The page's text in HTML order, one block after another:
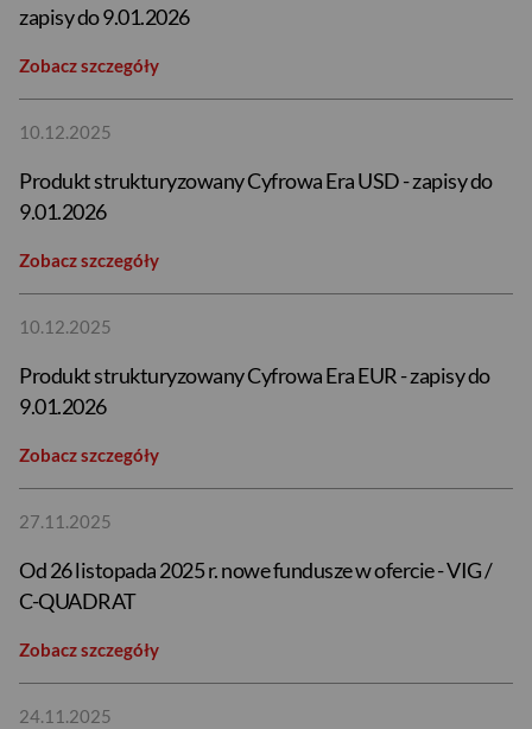
zapisy do 9.01.2026
Zobacz szczegóły
10.12.2025
Produkt strukturyzowany Cyfrowa Era USD - zapisy do
9.01.2026
Zobacz szczegóły
10.12.2025
Produkt strukturyzowany Cyfrowa Era EUR - zapisy do
9.01.2026
Zobacz szczegóły
27.11.2025
Od 26 listopada 2025 r. nowe fundusze w ofercie - VIG /
C-QUADRAT
Zobacz szczegóły
24.11.2025